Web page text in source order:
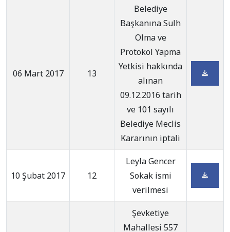
06 Mart 2017 13
Belediye
Başkanına Sulh
Olma ve
Protokol Yapma
Yetkisi hakkında
alınan
09.12.2016 tarih
ve 101 sayılı
Belediye Meclis
Kararının iptali
10 Şubat 2017 12
Leyla Gencer
Sokak ismi
verilmesi
Şevketiye
Mahallesi 557